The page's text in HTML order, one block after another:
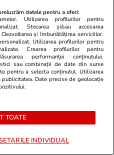
dacă
pe
31 iul.
ce
datele pentru a oferi:
Utilizarea profilurilor pentru
Stocarea și/sau accesarea
și îmbunătățirea serviciilor.
Utilizarea profilurilor pentru
Crearea profilurilor pentru
performanței conținutului.
sau combinații de date din surse
pentru a selecta conținutul. Utilizarea
Date precise de geolocație
TOATE
INDIVIDUAL